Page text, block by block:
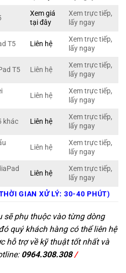
Xem giá
tại đây
Xem trực tiếp,
lấy ngay
T5 Liên hệ
Xem trực tiếp,
lấy ngay
T5 Liên hệ
Xem trực tiếp,
lấy ngay
Liên hệ
Xem trực tiếp,
lấy ngay
khác Liên hệ
Xem trực tiếp,
lấy ngay
Liên hệ
Xem trực tiếp,
lấy ngay
Liên hệ
Xem trực tiếp,
lấy ngay
GIAN XỬ LÝ: 30-40 PHÚT)
phụ thuộc vào từng dòng
quý khách hàng có thể liên hệ
hỗ trợ về kỹ thuật tốt nhất và
0964.308.308/